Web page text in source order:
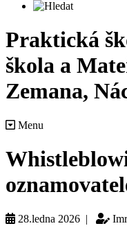
Praktická
škola a
Zemana,
Menu
28.ledna 2026 |